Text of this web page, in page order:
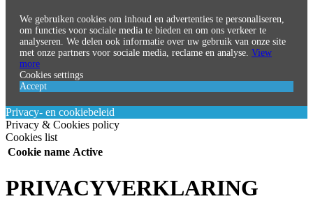
We gebruiken cookies om inhoud en advertenties te personaliseren,
om functies voor sociale media te bieden en om ons verkeer te
analyseren. We delen ook informatie over uw gebruik van onze site
met onze partners voor sociale media, reclame en analyse. View
more
Cookies settings
Accept
Privacy- en cookiebeleid
Privacy & Cookies policy
Cookies list
Cookie name Active
PRIVACYVERKLARING